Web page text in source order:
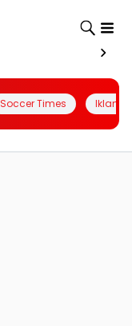
Soccer Times Iklanin